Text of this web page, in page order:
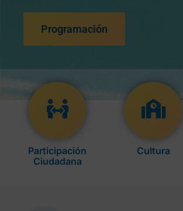
Programación
Participación
Ciudadana
Cultura